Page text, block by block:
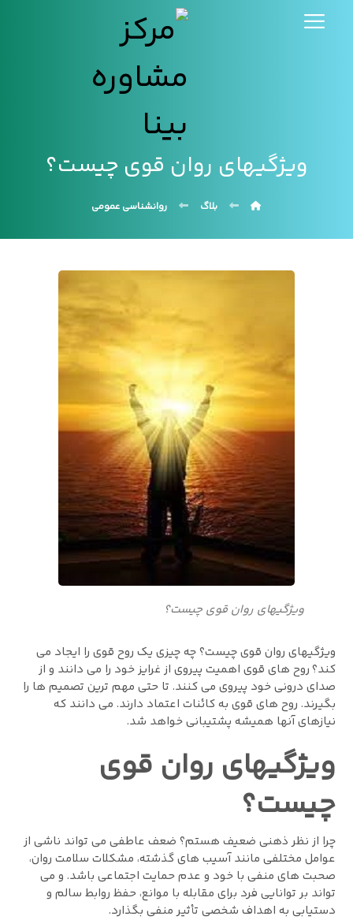
ویژگیهای روان قوی چیست؟
بلاگ روانشناسی عمومی
ویژگیهای روان قوی چیست؟
ویژگیهای روان قوی چیست؟ چه چیزی یک روح قوی را ایجاد می
کند؟ روح های قوی اهمیت پیروی از غرایز خود را می دانند و از
صدای درونی خود پیروی می کنند. تا حتی مهم ترین تصمیم ها را
بگیرند. روح های قوی به کائنات اعتماد دارند. می دانند که
نیازهای آنها همیشه پشتیبانی خواهد شد.
ویژگیهای روان قوی
چیست؟
چرا از نظر ذهنی ضعیف هستم؟ ضعف عاطفی می تواند ناشی از
عوامل مختلفی مانند آسیب های گذشته، مشکلات سلامت روان،
صحبت های منفی با خود و عدم حمایت اجتماعی باشد. و می
تواند بر توانایی فرد برای مقابله با موانع، حفظ روابط سالم و
دستیابی به اهداف شخصی تأثیر منفی بگذارد.